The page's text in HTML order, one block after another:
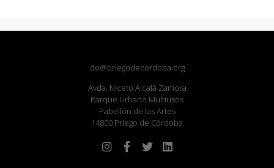
do@priegodecordoba.org
Avda. Niceto Alcalá Zamora
Parque Urbano Multiusos
Pabellón de las Artes
14800 Priego de Córdoba